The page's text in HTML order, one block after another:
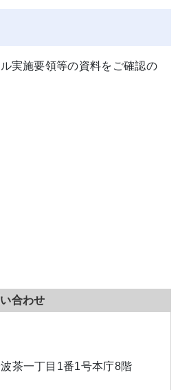
実施要領等の資料をご確認の
合わせ
茶一丁目1番1号本庁8階